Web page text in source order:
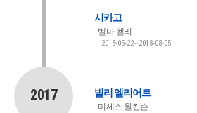
시카고
벨마 켈리
2018-05-22~2018-08-05
2017 빌리 엘리어트
미세스 월킨슨